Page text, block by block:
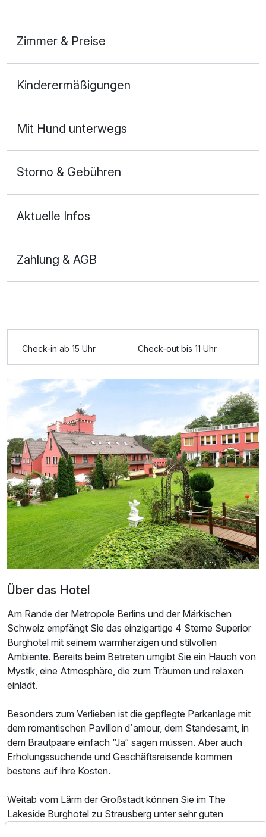
Zimmer & Preise
2 Erwachsene und 2 Kinder
Ausstattung
Zusatznächte
Für 2 Tage p.P. ab170,00 €
Kinderermäßigungen
Mit Hund unterwegs
Storno & Gebühren
Aktuelle Infos
Zahlung & AGB
Check-in ab 15 Uhr Check-out bis 11 Uhr
Über das Hotel
Am Rande der Metropole Berlins und der Märkischen
Schweiz empfängt Sie das einzigartige 4 Sterne Superior
Burghotel mit seinem warmherzigen und stilvollen
Ambiente. Bereits beim Betreten umgibt Sie ein Hauch von
Mystik, eine Atmosphäre, die zum Träumen und relaxen
einlädt.
Besonders zum Verlieben ist die gepflegte Parkanlage mit
dem romantischen Pavillon d´amour, dem Standesamt, in
dem Brautpaare einfach “Ja“ sagen müssen. Aber auch
Erholungssuchende und Geschäftsreisende kommen
bestens auf ihre Kosten.
Weitab vom Lärm der Großstadt können Sie im The
Lakeside Burghotel zu Strausberg unter sehr guten